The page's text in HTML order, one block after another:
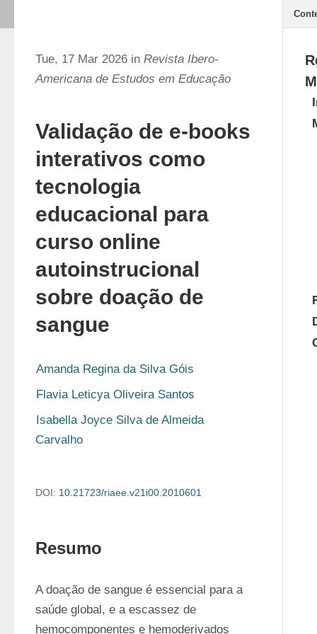
Tue, 17 Mar 2026 in Revista Ibero-
Americana de Estudos em Educação
Validação de e-books
interativos como
tecnologia
educacional para
curso online
autoinstrucional
sobre doação de
sangue
Amanda Regina da Silva Góis
Flavia Leticya Oliveira Santos
Isabella Joyce Silva de Almeida
Carvalho
DOI: 10.21723/riaee.v21i00.2010601
Resumo
A doação de sangue é essencial para a
saúde global, e a escassez de
hemocomponentes e hemoderivados